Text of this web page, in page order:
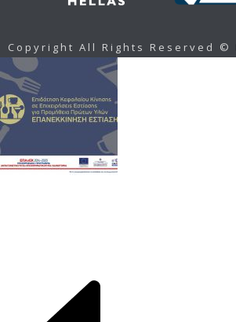
Copyright All Rights Reserved ©